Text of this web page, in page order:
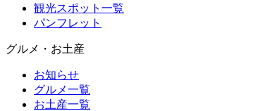
観光スポット一覧
パンフレット
グルメ・お土産
お知らせ
グルメ一覧
お土産一覧